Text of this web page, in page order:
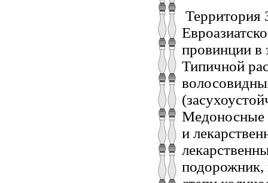
Территория
провинции в
Типичной
Медоносные
и
подорожник,